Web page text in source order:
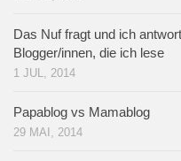
Das Nuf fragt und ich
Blogger/innen, die ich lese
1 JUL, 2014
Papablog vs Mamablog
29 MAI, 2014